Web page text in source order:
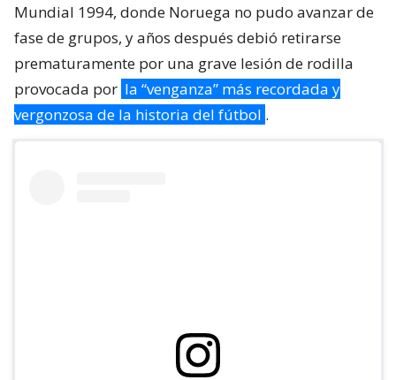
Mundial 1994, donde Noruega no pudo avanzar de
fase de grupos, y años después debió retirarse
prematuramente por una grave lesión de rodilla
provocada por la “venganza” más recordada y
vergonzosa de la historia del fútbol .